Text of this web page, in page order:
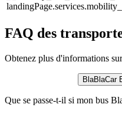
FAQ des
Obtenez plus d'informations
BlaBlaCar
Que se passe-t-il si mon bus